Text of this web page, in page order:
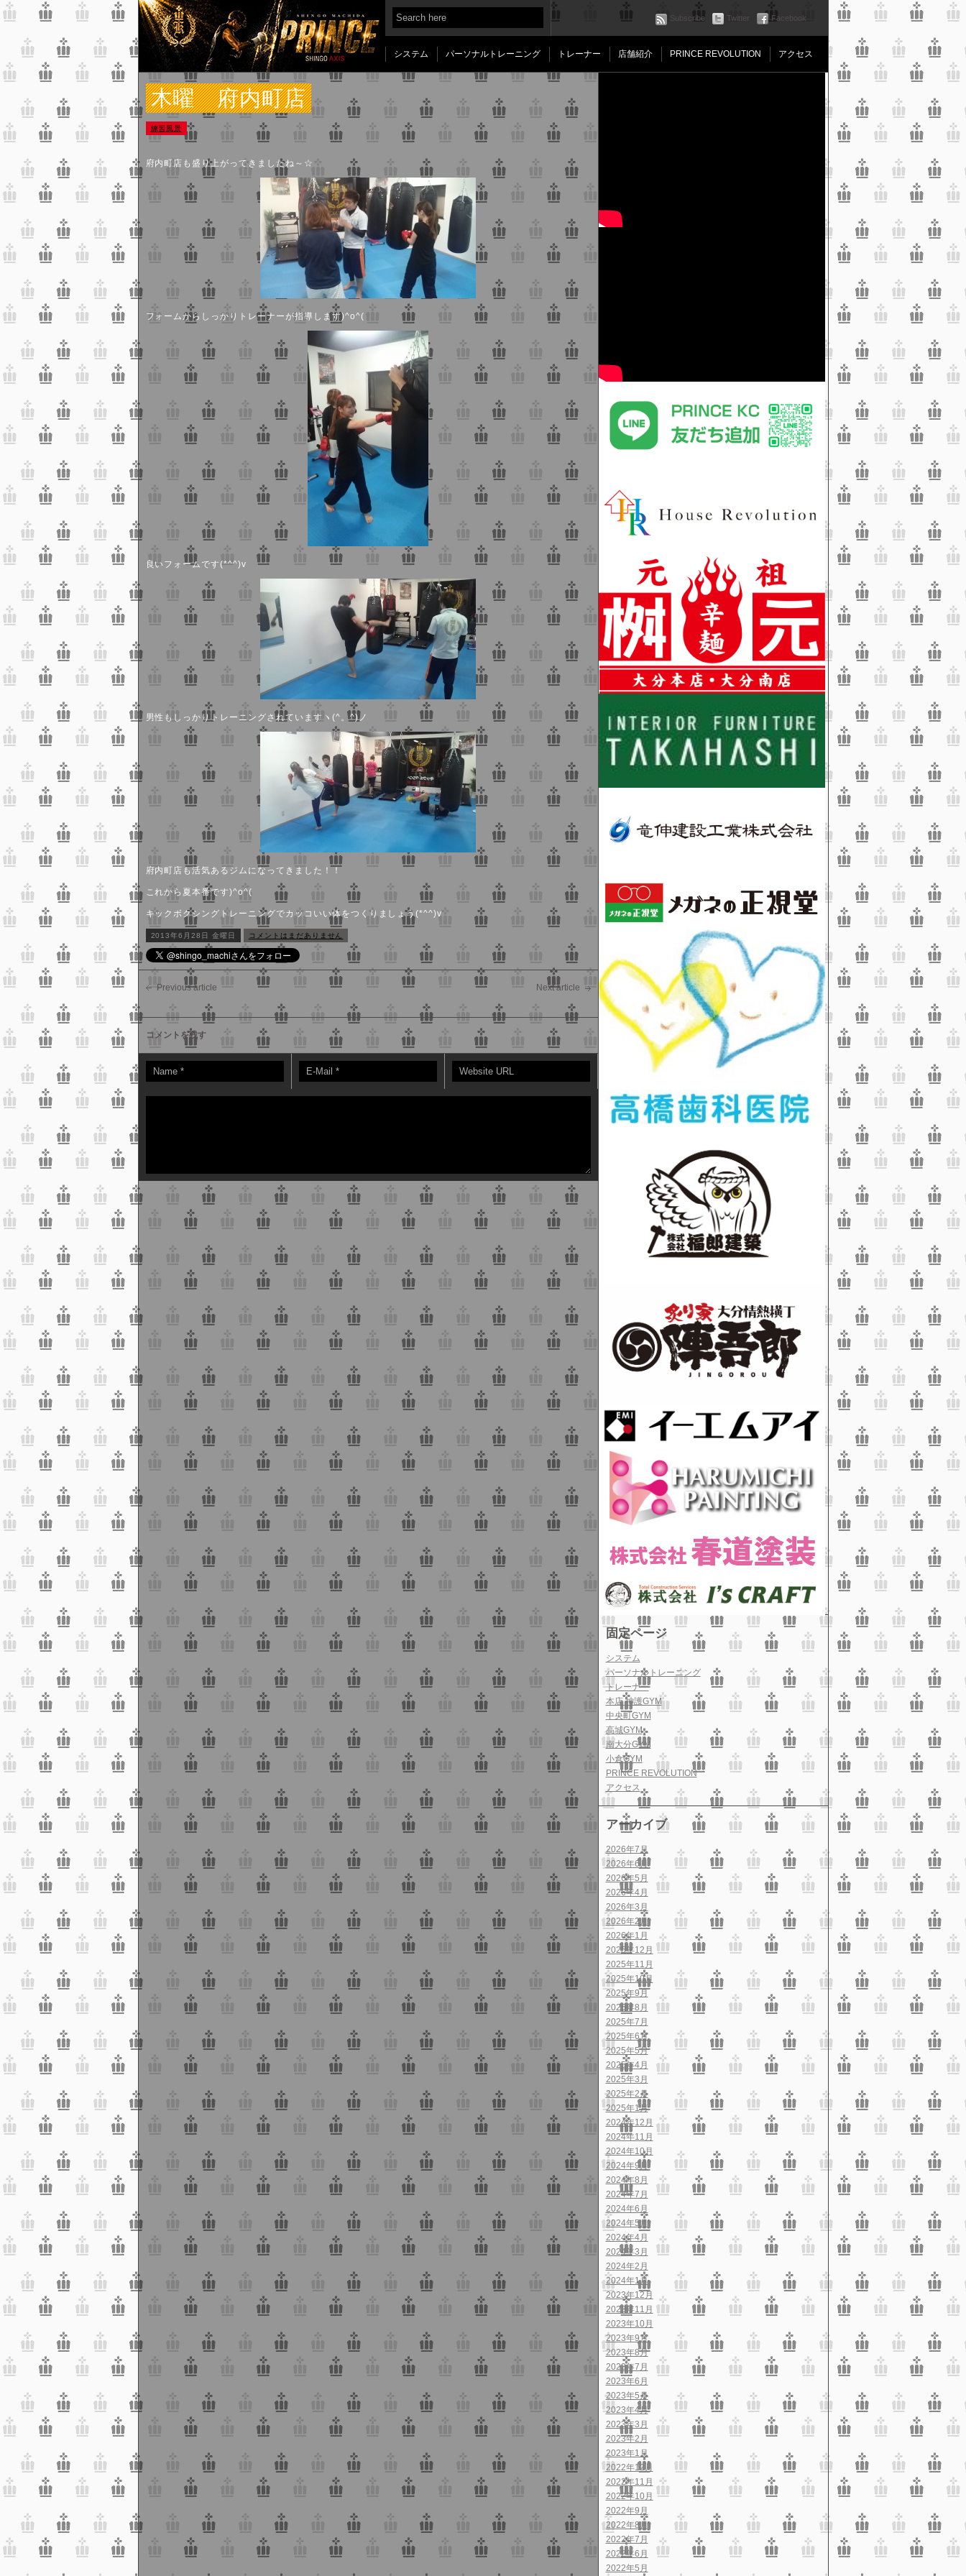
Subscribe Twitter Facebook
Line
システム パーソナルトレーニング トレーナー 店舗紹介 PRINCE REVOLUTION アクセス
固定ページ
システム
パーソナルトレーニング
トレーナー
本店 神護GYM
中央町GYM
高城GYM
南大分GYM
小倉GYM
PRINCE REVOLUTION
アクセス
アーカイブ
2026年7月
2026年6月
2026年5月
2026年4月
2026年3月
2026年2月
2026年1月
2025年12月
2025年11月
2025年10月
2025年9月
2025年8月
2025年7月
2025年6月
2025年5月
2025年4月
2025年3月
2025年2月
2025年1月
2024年12月
2024年11月
2024年10月
2024年9月
2024年8月
2024年7月
2024年6月
2024年5月
2024年4月
2024年3月
2024年2月
2024年1月
2023年12月
2023年11月
2023年10月
2023年9月
2023年8月
2023年7月
2023年6月
2023年5月
2023年4月
2023年3月
2023年2月
2023年1月
2022年12月
2022年11月
2022年10月
2022年9月
2022年8月
2022年7月
2022年6月
2022年5月
木曜 府内町店
練習風景
府内町店も盛り上がってきましたね～☆
フォームからしっかりトレーナーが指導します)^o^(
良いフォームです(*^^)v
男性もしっかりトレーニングされていますヽ(^。^)ノ
府内町店も活気あるジムになってきました！！
これから夏本番です)^o^(
キックボクシングトレーニングでカッコいい体をつくりましょう(*^^)v
2013年6月28日 金曜日 コメントはまだありません
Previous article Next article
コメントを残す